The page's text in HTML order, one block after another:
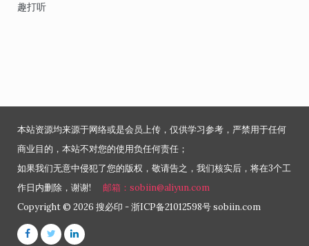
趣打听
本站资源均来源于网络或是会员上传，仅供学习参考，严禁用于任何
商业目的，本站不对您的使用负任何责任；
如果我们无意中侵犯了您的版权，敬请告之，我们核实后，将在3个工
作日内删除，谢谢! 邮箱：sobiin@aliyun.com
Copyright © 2026 搜必印 - 浙ICP备21012598号 sobiin.com